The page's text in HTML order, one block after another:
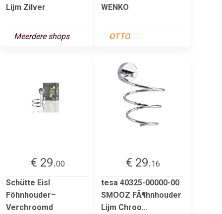
Lijm Zilver
Meerdere shops
WENKO
OTTO
€ 29.00
Schütte Eisl
Föhnhouder–
Verchroomd
€ 29.16
tesa 40325-00000-00
SMOOZ FÃ¶hnhouder
Lijm Chroo...